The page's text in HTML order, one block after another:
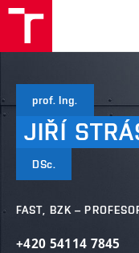
prof. Ing.
JIŘÍ
DSc.
FAST, BZK –
+420 54114 7845